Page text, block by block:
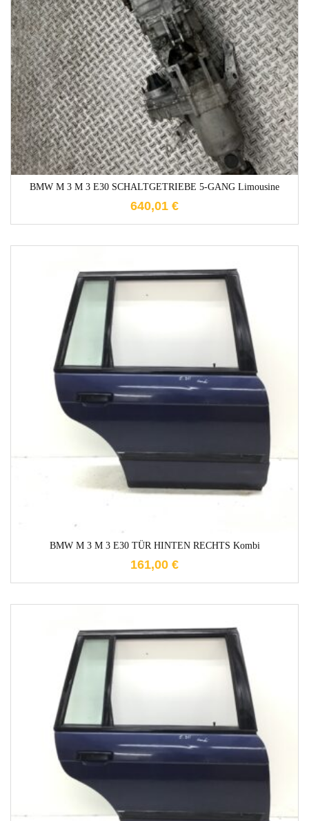
BMW M 3 M 3 E30 SCHALTGETRIEBE 5-GANG Limousine
640,01 €
1-3 Werktage
BMW M 3 M 3 E30 TÜR HINTEN RECHTS Kombi
161,00 €
1-3 Werktage
1-3 Werktage